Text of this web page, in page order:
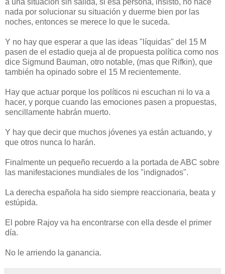
nada por solucionar su situación y duerme bien por las
noches, entonces se merece lo que le suceda.
Y no hay que esperar a que las ideas "líquidas" del 15 M
pasen de el estadio queja al de propuesta política como nos
dice Sigmund Bauman, otro notable, (mas que Rifkin), que
también ha opinado sobre el 15 M recientemente.
Hay que actuar porque los políticos ni escuchan ni lo va a
hacer, y porque cuando las emociones pasen a propuestas,
sencillamente habrán muerto.
Y hay que decir que muchos jóvenes ya están actuando, y
que otros nunca lo harán.
Finalmente un pequeño recuerdo a la portada de ABC sobre
las manifestaciones mundiales de los "indignados".
La derecha española ha sido siempre reaccionaria, beata y
estúpida.
El pobre Rajoy va ha encontrarse con ella desde el primer
día.
No le arriendo la ganancia.